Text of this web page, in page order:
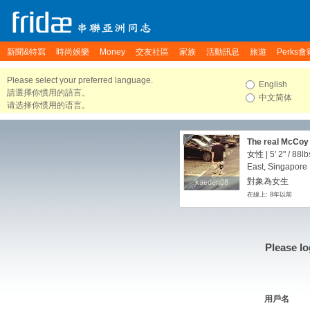
新聞&特寫 時尚娛樂 Money 交友社區 家族 活動訊息 旅遊 Perks會
Please select your preferred language.
請選擇你慣用的語言。
请选择你惯用的语言。
English
中文简体
kaeden08
kaeden08
The real McCoy
女性 | 5' 2" /
East, Singapore
對象為女生
在線上: 8年以前
Please
用戶名